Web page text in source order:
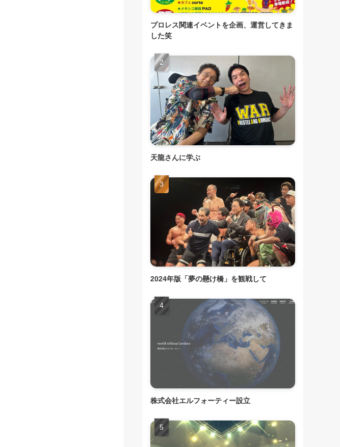
プロレス関連イベントを企画、運営してきま
した笑
天龍さんに学ぶ
2024年版「夢の懸け橋」を観戦して
株式会社エルフォーティー設立